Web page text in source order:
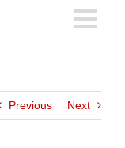
Previous Next